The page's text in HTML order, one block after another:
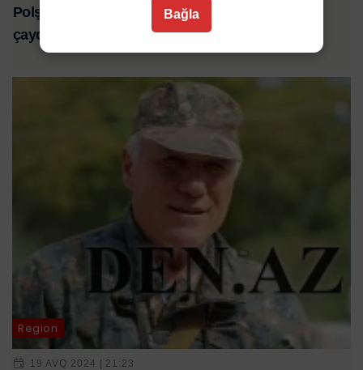
Polşada itkin düşən azərbaycanlı qadının meyiti
çaydan tapıldı
Region
19 AVQ 2024 | 21:23
Bağla